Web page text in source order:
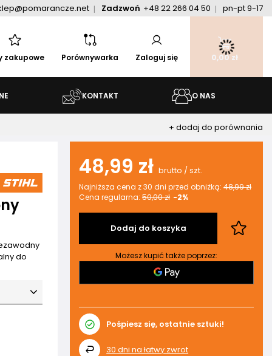
Zadzwoń +48 22 266 04 50 pn-pt 9-17
zakupowe Porównywarka Zaloguj się 0,00 zł
KONTAKT O NAS
+ dodaj do porównania
do
48,99 zł brutto /szt.
Najniższa cena z 30 dni przed obniżką:48,99 zł
Cena regularna:50,00 zł -2%
Dodaj do koszyka
Możesz kupić także poprzez:
Pośpiesz się, ostatnie sztuki!
30 dni na łatwy zwrot